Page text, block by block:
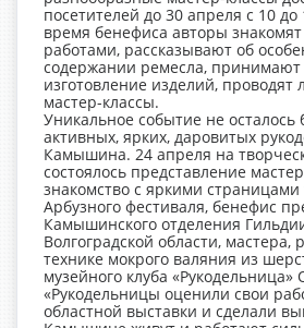
посетителей до 30 апреля с 10 до
время бенефиса авторы знакомят
работами, рассказывают об
содержании ремесла, принимают
изготовление изделий,
мастер-классы.
Уникальное событие не осталось
активных, ярких, даровитых
Камышина. 24 апреля на
состоялось представление
знакомство с яркими
Арбузного фестиваля, бенефис
Камышинского отделения
Волгоградской области,
технике мокрого валяния из
музейного клуба
«Рукодельницы оценили свои
областной выставки и сделали